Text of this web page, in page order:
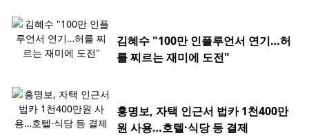
김혜수 "100만 인플루언서 연기…허
를 찌르는 재미에 도전"
홍명보, 자택 인근서 법카 1천400만
원 사용…호텔·식당 등 결제